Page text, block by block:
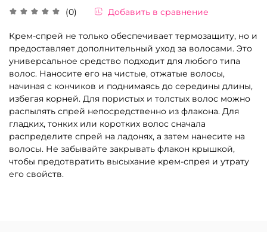
(0) Добавить в сравнение
Крем-спрей не только обеспечивает термозащиту, но и
предоставляет дополнительный уход за волосами. Это
универсальное средство подходит для любого типа
волос. Наносите его на чистые, отжатые волосы,
начиная с кончиков и поднимаясь до середины длины,
избегая корней. Для пористых и толстых волос можно
распылять спрей непосредственно из флакона. Для
гладких, тонких или коротких волос сначала
распределите спрей на ладонях, а затем нанесите на
волосы. Не забывайте закрывать флакон крышкой,
чтобы предотвратить высыхание крем-спрея и утрату
его свойств.